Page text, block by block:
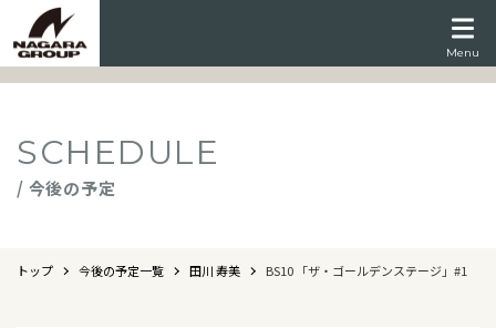
Menu
SCHEDULE
/ 今後の予定
トップ 今後の予定一覧 田川 寿美 BS10 「ザ・ゴールデンステージ」#1